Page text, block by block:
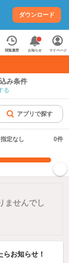
ダウンロード
閲覧履歴 お知らせ マイページ
み条件
る
アプリで探す
指定なし 0件
ませんでし
お知らせ！